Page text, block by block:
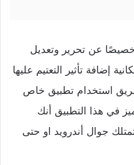
عن تحرير وتعديل
إضافة تأثير التعتيم عليها
استخدام تطبيق خاص
في هذا التطبيق أنك
جوال أندرويد او حتى